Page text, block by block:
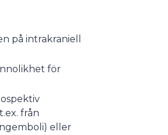
på intrakraniell
för
från
eller